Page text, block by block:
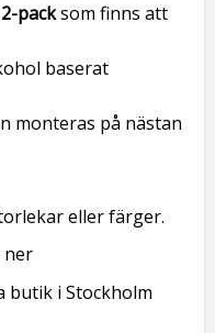
packsom finns att
baserat
monteras på nästan
eller färger.
ner
butik i Stockholm